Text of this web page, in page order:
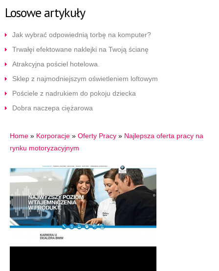
Losowe artykuły
Jak wybrać odpowiednią torbę na komputer?
Trwałęi efektowane naklejki na Twoją ścianę
Atrakcyjna pościel hotelowa.
Sklep z najmodniejszym oświetleniem loftowym
Pościele z nadrukiem do pokoju dziecka
Dobra naczepa ciężarowa
Home » Korporacje » Oferty Pracy » Najlepsza oferta pracy na
rynku motoryzacyjnym